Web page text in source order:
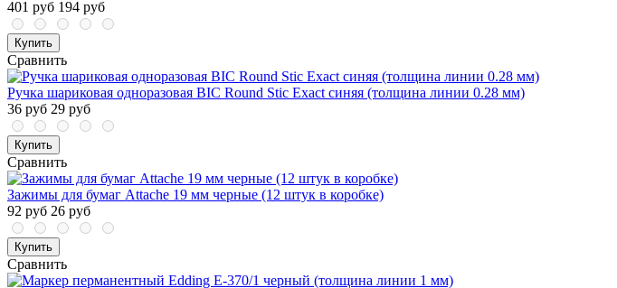
401 руб 194 руб
Купить
Сравнить
Ручка шариковая одноразовая BIC Round Stic Exact синяя (толщина линии 0.28 мм)
36 руб 29 руб
Купить
Сравнить
Зажимы для бумаг Attache 19 мм черные (12 штук в коробке)
92 руб 26 руб
Купить
Сравнить